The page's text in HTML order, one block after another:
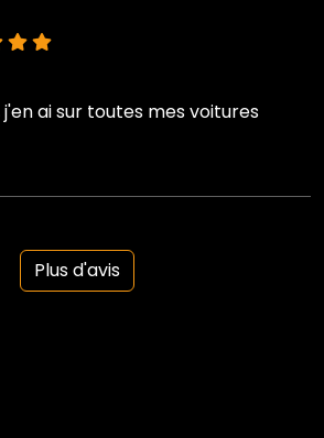
ai sur toutes mes voitures
Plus d'avis